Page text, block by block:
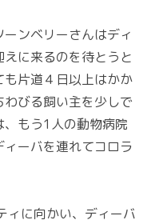
ンベリーさんはディ
に来るのを待とうと
片道４日以上はかか
びる飼い主を少しで
もう1人の動物病院
ーバを連れてコロラ
ィに向かい、ディーバ